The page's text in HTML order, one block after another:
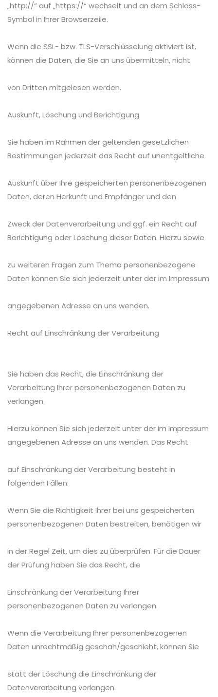
„http://“ auf „https://“ wechselt und an dem Schloss-
Symbol in Ihrer Browserzeile.
Wenn die SSL- bzw. TLS-Verschlüsselung aktiviert ist,
können die Daten, die Sie an uns übermitteln, nicht
von Dritten mitgelesen werden.
Auskunft, Löschung und Berichtigung
Sie haben im Rahmen der geltenden gesetzlichen
Bestimmungen jederzeit das Recht auf unentgeltliche
Auskunft über Ihre gespeicherten personenbezogenen
Daten, deren Herkunft und Empfänger und den
Zweck der Datenverarbeitung und ggf. ein Recht auf
Berichtigung oder Löschung dieser Daten. Hierzu sowie
zu weiteren Fragen zum Thema personenbezogene
Daten können Sie sich jederzeit unter der im Impressum
angegebenen Adresse an uns wenden.
Recht auf Einschränkung der Verarbeitung
Sie haben das Recht, die Einschränkung der
Verarbeitung Ihrer personenbezogenen Daten zu
verlangen.
Hierzu können Sie sich jederzeit unter der im Impressum
angegebenen Adresse an uns wenden. Das Recht
auf Einschränkung der Verarbeitung besteht in
folgenden Fällen:
Wenn Sie die Richtigkeit Ihrer bei uns gespeicherten
personenbezogenen Daten bestreiten, benötigen wir
in der Regel Zeit, um dies zu überprüfen. Für die Dauer
der Prüfung haben Sie das Recht, die
Einschränkung der Verarbeitung Ihrer
personenbezogenen Daten zu verlangen.
Wenn die Verarbeitung Ihrer personenbezogenen
Daten unrechtmäßig geschah/geschieht, können Sie
statt der Löschung die Einschränkung der
Datenverarbeitung verlangen.